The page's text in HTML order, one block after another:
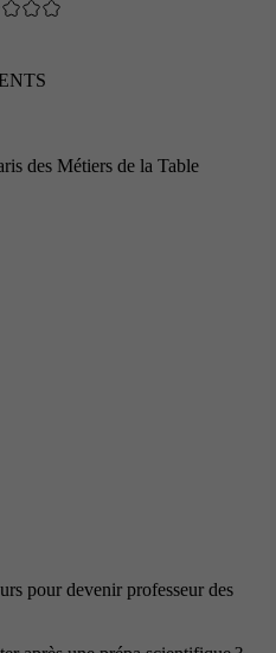
des Métiers de la Table
pour devenir professeur des